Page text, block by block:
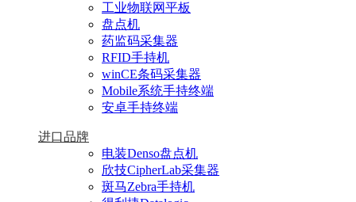
工业物联网平板
盘点机
药监码采集器
RFID手持机
winCE条码采集器
Mobile系统手持终端
安卓手持终端
进口品牌
电装Denso盘点机
欣技CipherLab采集器
斑马Zebra手持机